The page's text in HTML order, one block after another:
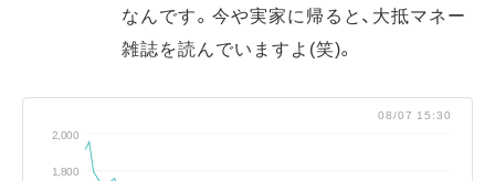
なんです。今や実家に帰ると、大抵マネー
雑誌を読んでいますよ(笑)。
08/07 15:30
1,800
2,000